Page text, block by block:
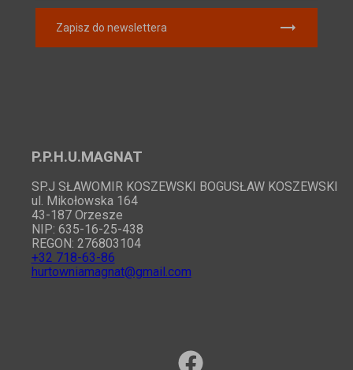
Zapisz do newslettera
P.P.H.U.MAGNAT
SP.J SŁAWOMIR KOSZEWSKI BOGUSŁAW KOSZEWSKI
ul. Mikołowska 164
43-187 Orzesze
NIP: 635-16-25-438
REGON: 276803104
+32 718-63-86
hurtowniamagnat@gmail.com